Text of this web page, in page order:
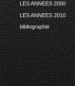
LES ANNEES 2000
LES ANNEES 2010
bibliographie